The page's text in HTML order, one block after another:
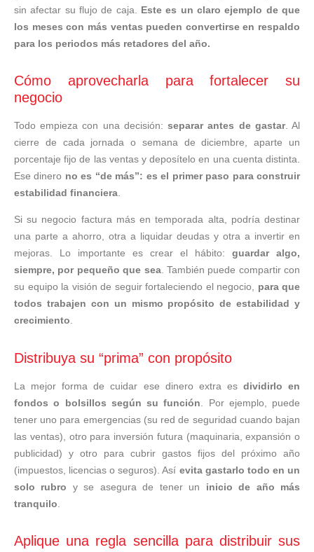
sin afectar su flujo de caja. Este es un claro ejemplo de que
los meses con más ventas pueden convertirse en respaldo
para los periodos más retadores del año.
Cómo aprovecharla para fortalecer su
negocio
Todo empieza con una decisión:separar antes de gastar. Al
cierre de cada jornada o semana de diciembre, aparte un
porcentaje fijo de las ventas y deposítelo en una cuenta distinta.
Ese dinero no es “de más”: es el primer paso para construir
estabilidad financiera
Si su negocio factura más en temporada alta, podría destinar
una parte a ahorro, otra a liquidar deudas y otra a invertir en
mejoras. Lo importante es crear el hábito: guardar algo,
siempre, por pequeño que sea. También puede compartir con
su equipo la visión de seguir fortaleciendo el negocio, para que
todos trabajen con un mismo propósito de estabilidad y
crecimiento.
Distribuya su “prima” con propósito
La mejor forma de cuidar ese dinero extra es dividirlo en
fondos o bolsillos según su función . Por ejemplo, puede
tener uno para emergencias (su red de seguridad cuando bajan
las ventas), otro para inversión futura (maquinaria, expansión o
publicidad) y otro para cubrir gastos fijos del próximo año
(impuestos, licencias o seguros). Así evita gastarlo todo en un
solo rubro y se asegura de tener un inicio de año más
tranquilo
Aplique una regla sencilla para distribuir sus